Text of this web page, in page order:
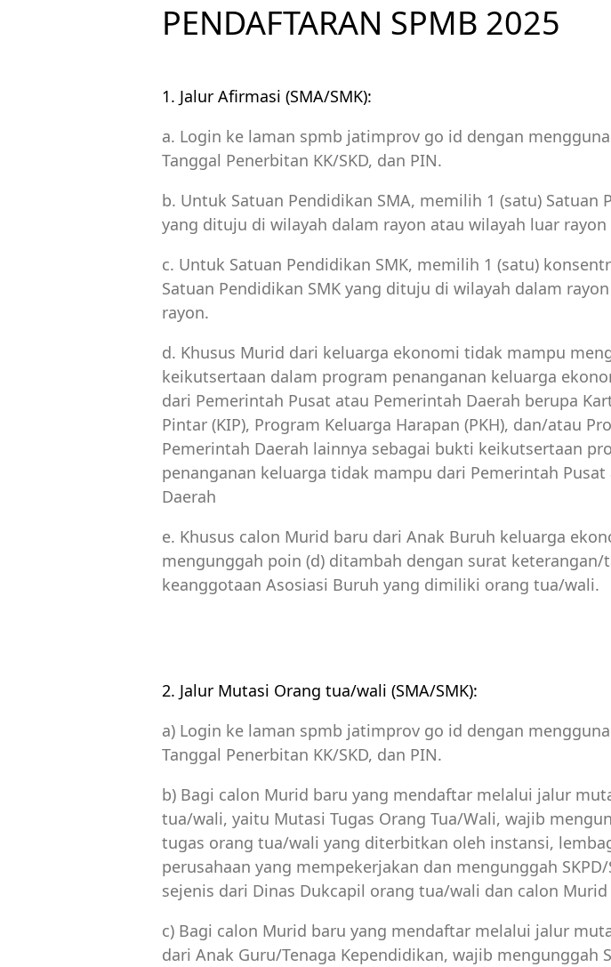
PENDAFTARAN SPMB 2025
1. Jalur Afirmasi (SMA/SMK):
a. Login ke laman spmb jatimprov go id dengan
Tanggal Penerbitan KK/SKD, dan PIN.
b. Untuk Satuan Pendidikan SMA, memilih 1 (satu) Satuan
yang dituju di wilayah dalam rayon atau wilayah luar rayon
c. Untuk Satuan Pendidikan SMK, memilih 1 (satu)
Satuan Pendidikan SMK yang dituju di wilayah dalam
rayon.
d. Khusus Murid dari keluarga ekonomi tidak mampu
keikutsertaan dalam program penanganan keluarga
dari Pemerintah Pusat atau Pemerintah Daerah berupa
Pintar (KIP), Program Keluarga Harapan (PKH), dan/atau
Pemerintah Daerah lainnya sebagai bukti keikutsertaan
penanganan keluarga tidak mampu dari Pemerintah
Daerah
e. Khusus calon Murid baru dari Anak Buruh keluarga
mengunggah poin (d) ditambah dengan surat keterangan/
keanggotaan Asosiasi Buruh yang dimiliki orang tua/wali.
2. Jalur Mutasi Orang tua/wali (SMA/SMK):
a) Login ke laman spmb jatimprov go id dengan
Tanggal Penerbitan KK/SKD, dan PIN.
b) Bagi calon Murid baru yang mendaftar melalui jalur
tua/wali, yaitu Mutasi Tugas Orang Tua/Wali, wajib
tugas orang tua/wali yang diterbitkan oleh instansi,
perusahaan yang mempekerjakan dan mengunggah
sejenis dari Dinas Dukcapil orang tua/wali dan calon Murid
c) Bagi calon Murid baru yang mendaftar melalui jalur
dari Anak Guru/Tenaga Kependidikan, wajib mengunggah